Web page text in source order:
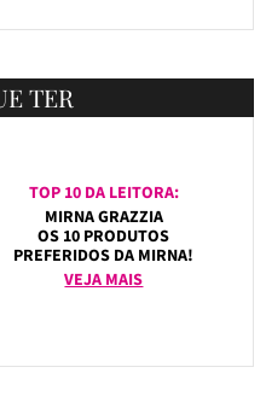
TER
TOP 10 DA LEITORA:
MIRNA GRAZZIA
OS 10 PRODUTOS
PREFERIDOS DA MIRNA!
VEJA MAIS